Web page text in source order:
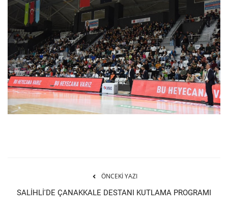
ÖNCEKI YAZI
SALİHLİ'DE ÇANAKKALE DESTANI KUTLAMA PROGRAMI